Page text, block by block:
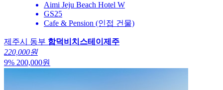
Aimi Jeju Beach Hotel W
GS25
Cafe & Pension (인접 건물)
제주시 동부 함덕비치스테이제주
220,000원
9% 200,000원